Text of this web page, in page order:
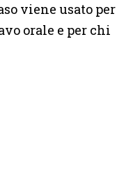
viene usato per
orale e per chi